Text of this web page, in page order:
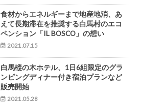
食材からエネルギーまで地産地消、あ
えて長期滞在を推奨する白馬村のエコ
ペンション「IL BOSCO」の想い
2021.07.15
白馬樅の木ホテル、1日6組限定のグラ
ンピングディナー付き宿泊プランなど
販売開始
2021.05.28